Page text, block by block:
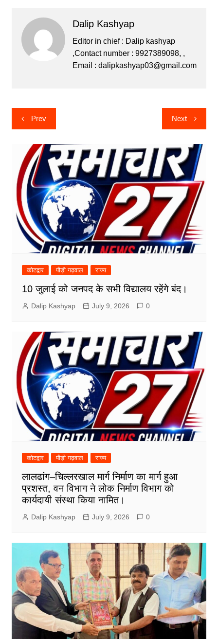
c
e
b
o
itt
er s
e
n
s
A
p
gr
a
m
Dalip Kashyap
Editor in chief : Dalip kashyap
,Contact number : 9927389098, ,
Email : dalipkashyap03@gmail.com
Post
navigation
Prev Next
कोटद्वार पौड़ी गढ़वाल राज्य
10 जुलाई को जनपद के सभी विद्यालय रहेंगे बंद।
Dalip Kashyap July 9, 2026 0
कोटद्वार पौड़ी गढ़वाल राज्य
लालढांग–चिल्लरखाल मार्ग निर्माण का मार्ग हुआ
प्रशस्त, वन विभाग ने लोक निर्माण विभाग को
कार्यदायी संस्था किया नामित।
Dalip Kashyap July 9, 2026 0